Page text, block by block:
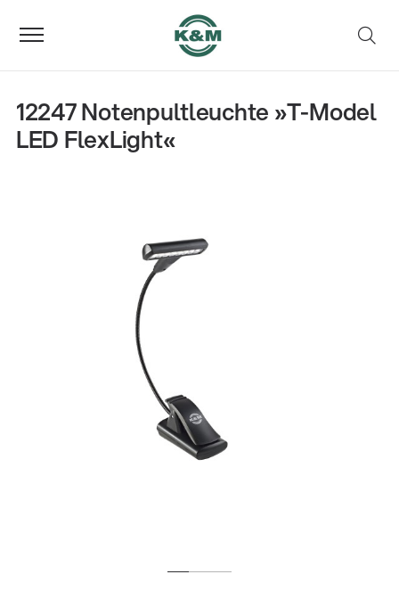
12247 Notenpultleuchte »T-Model
LED FlexLight«